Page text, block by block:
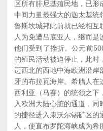
区所有腓尼基殖民地，已
中间力量最强大的迦太基统
鲁斯坎城邦此前就已经相互
人为免遭吕底亚人，继而是
他们受到了挫折。公元前
的殖民活动被迫停止，此时
迈西北的西地中海欧洲沿岸
牙的布拉瓦海岸。希腊人在
西利亚（马赛）的统领之下
入欧洲大陆心脏的通道，
的捷径进入康沃尔锡矿区的
人，使直布罗陀海峡成为希